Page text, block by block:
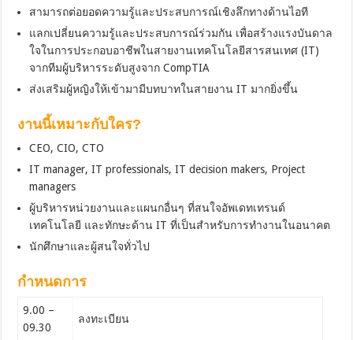
สามารถต่อยอดความรู้และประสบการณ์เชิงลึกทางด้านไอที
แลกเปลี่ยนความรู้และประสบการณ์ร่วมกัน เพื่อสร้างแรงบันดาล
ใจในการประกอบอาชีพในสายงานเทคโนโลยีสารสนเทศ (IT)
จากทีมผู้บริหารระดับสูงจาก CompTIA
ส่งเสริมผู้หญิงให้เข้ามามีบทบาทในสายงาน IT มากยิ่งขึ้น
งานนี้เหมาะกับใคร?
CEO, CIO, CTO
IT manager, IT professionals, IT decision makers, Project
managers
ผู้บริหารหน่วยงานและแผนกอื่นๆ ที่สนใจอัพเดทเทรนด์
เทคโนโลยี และทักษะด้าน IT ที่เป็นสำหรับการทำงานในอนาคต
นักศึกษาและผู้สนใจทั่วไป
กำหนดการ
9.00 –
09.30
ลงทะเบียน